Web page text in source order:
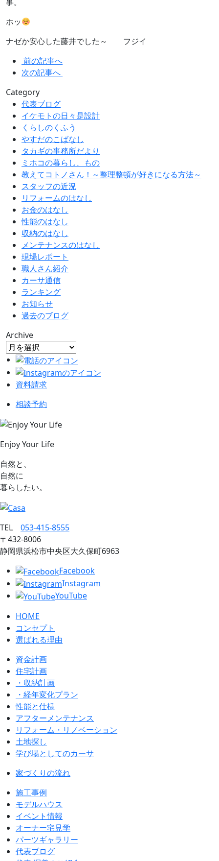
ホッ
ナゼか安心した藤井でした～ フジイ
前の記事へ
次の記事へ
Category
代表ブログ
イケモトの日々是設計
くらしのくふう
やすだのこばなし
タカギの事務所だより
ミホコの暮らし、もの
教えてコトノさん！～整理整頓が好きになる方法～
スタッフの近況
リフォームのはなし
お金のはなし
性能のはなし
収納のはなし
メンテナンスのはなし
現場レポート
職人さん紹介
カーサ通信
ランキング
お知らせ
過去のブログ
Archive
資料請求
相談予約
Enjoy Your Life
自然と、
自然に
暮らしたい。
TEL 053‐415‐8555
〒432‐8006
静岡県浜松市中央区大久保町6963
Facebook
Instagram
YouTube
HOME
コンセプト
選ばれる理由
資金計画
住宅計画
・収納計画
・経年変化プラン
性能と仕様
アフターメンテナンス
リフォーム・リノベーション
土地探し
学び場としてのカーサ
家づくりの流れ
施工事例
モデルハウス
イベント情報
オーナー宅見学
パーツギャラリー
代表ブログ